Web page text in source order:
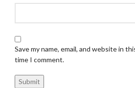
Save my name, email, and website in
time I comment.